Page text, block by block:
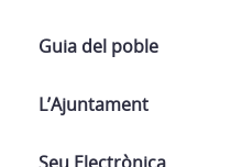
Guia del poble
L’Ajuntament